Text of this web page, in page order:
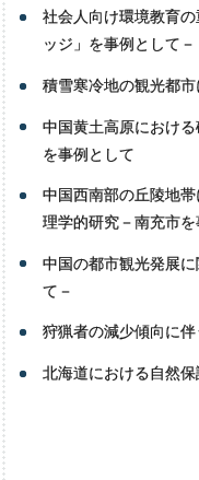
社会人向け環境教育
ッジ」を事例として－
積雪寒冷地の観光都
中国黄土高原におけ
を事例として
中国西南部の丘陵地
理学的研究－南充市を
中国の都市観光発展
て－
狩猟者の減少傾向に
北海道における自然